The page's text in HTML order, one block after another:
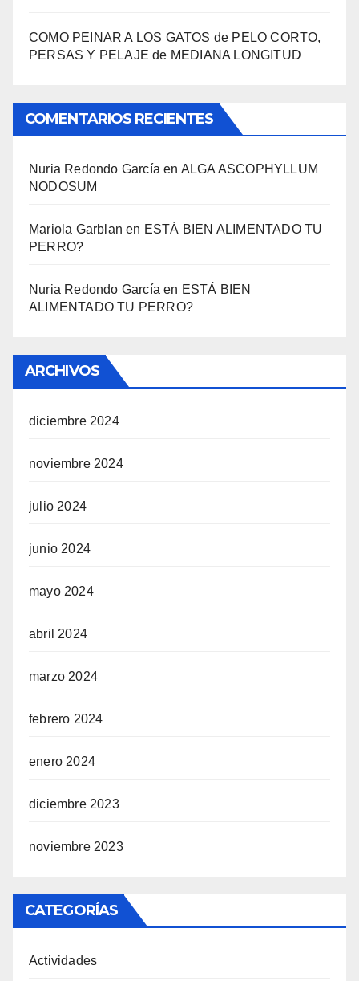
COMO PEINAR A LOS GATOS de PELO CORTO,
PERSAS Y PELAJE de MEDIANA LONGITUD
COMENTARIOS RECIENTES
Nuria Redondo García en ALGA ASCOPHYLLUM
NODOSUM
Mariola Garblan en ESTÁ BIEN ALIMENTADO TU
PERRO?
Nuria Redondo García en ESTÁ BIEN
ALIMENTADO TU PERRO?
ARCHIVOS
diciembre 2024
noviembre 2024
julio 2024
junio 2024
mayo 2024
abril 2024
marzo 2024
febrero 2024
enero 2024
diciembre 2023
noviembre 2023
CATEGORÍAS
Actividades